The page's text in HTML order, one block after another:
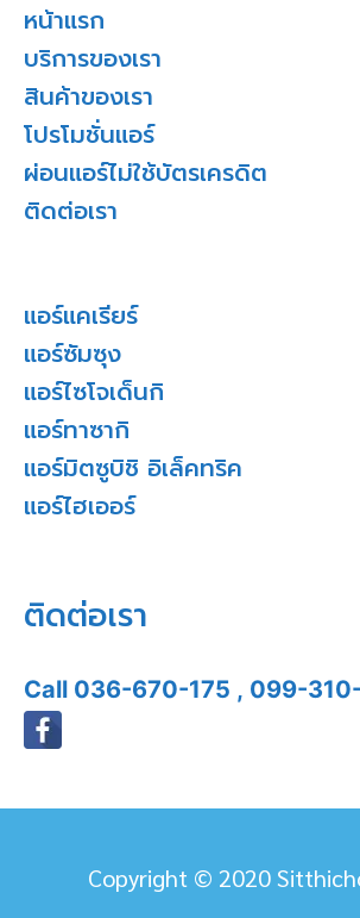
หน้าแรก
บริการของเรา
สินค้าของเรา
โปรโมชั่นแอร์
ผ่อนแอร์ไม่ใช้บัตรเครดิต
ติดต่อเรา
แอร์แคเรียร์
แอร์ซัมซุง
แอร์ไซโจเด็นกิ
แอร์ทาซากิ
แอร์มิตซูบิชิ อิเล็คทริค
แอร์ไฮเออร์
ติดต่อเรา
Call 036-670-175 , 099-
Copyright © 2020